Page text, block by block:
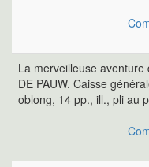
La merveilleuse
DE PAUW. Caisse
oblong, 14 pp., ill., pli au